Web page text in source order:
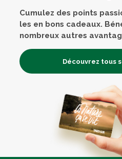
Cumulez des points
les en bons cadeaux.
nombreux autres
Découvrez tous